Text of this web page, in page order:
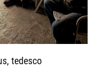
tedesco